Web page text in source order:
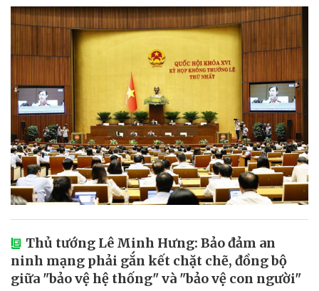
Thủ tướng Lê Minh Hưng: Bảo đảm an
ninh mạng phải gắn kết chặt chẽ, đồng bộ
giữa "bảo vệ hệ thống" và "bảo vệ con người"